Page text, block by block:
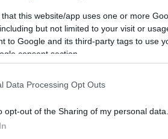
that this website/app uses one or more
but not limited to your visit or
to Google and its third-party tags to use
consent section.
Data Processing Opt Outs
opt-out of the Sharing of my personal data.
a Kerekes Band Közép-Ázsiát? Miért baj, ha a
Tényleg lila, fekete és narancssárga
És miért nem illetődött meg attól, hogy
játszhattak? Fehér…